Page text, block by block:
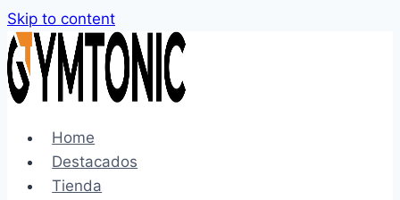
Skip to content
Home
Destacados
Tienda